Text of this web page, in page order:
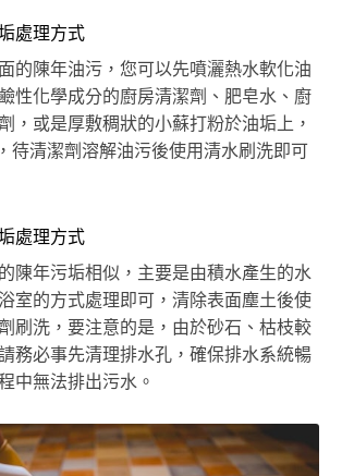
處理方式
的陳年油污，您可以先噴灑熱水軟化油
性化學成分的廚房清潔劑、肥皂水、廚
，或是厚敷稠狀的小蘇打粉於油垢上，
待清潔劑溶解油污後使用清水刷洗即可
處理方式
陳年污垢相似，主要是由積水產生的水
室的方式處理即可，清除表面塵土後使
刷洗，要注意的是，由於砂石、枯枝較
務必事先清理排水孔，確保排水系統暢
中無法排出污水。